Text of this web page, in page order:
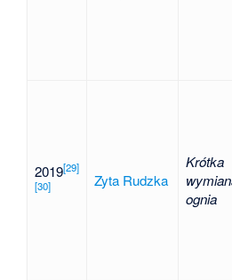
2019[29]
[30] Zyta Rudzka
Krótka
ognia